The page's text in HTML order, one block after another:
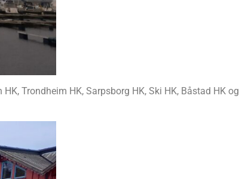
Trondheim HK, Sarpsborg HK, Ski HK, Båstad HK og